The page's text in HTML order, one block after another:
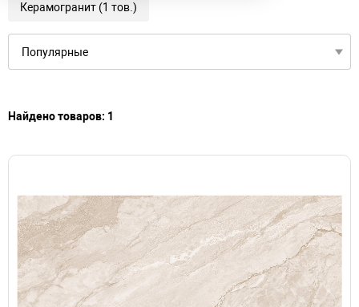
Керамогранит (1 тов.)
Найдено товаров: 1